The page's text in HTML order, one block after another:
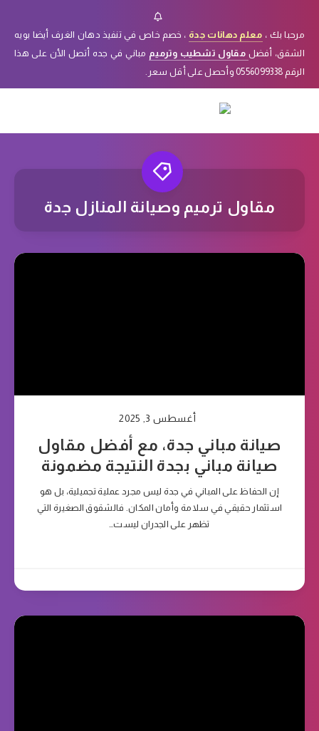
مرحبا بك ، معلم دهانات جدة ، خصم خاص في تنفيذ دهان الغرف أيضا بويه
الشقق، أفضل مقاول تشطيب وترميم مباني في جده أتصل الأن على هذا
الرقم 0556099338 وأحصل على أقل سعر.
مقاول ترميم وصيانة المنازل جدة
أغسطس 3, 2025
صيانة مباني جدة، مع أفضل مقاول
صيانة مباني بجدة النتيجة مضمونة
إن الحفاظ على المباني في جدة ليس مجرد عملية تجميلية، بل هو
استثمار حقيقي في سلامة وأمان المكان. فالشقوق الصغيرة التي
تظهر على الجدران ليست…